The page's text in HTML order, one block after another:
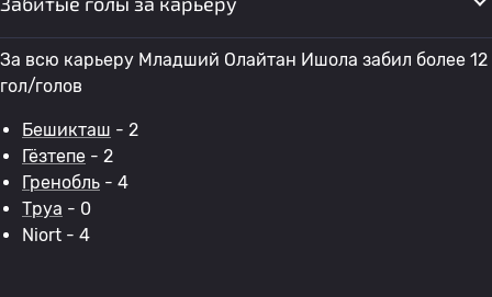
За всю карьеру Младший Олайтан Ишола забил более 12
гол/голов
Бешикташ - 2
Гёзтепе - 2
Гренобль - 4
Труа - 0
Niort - 4